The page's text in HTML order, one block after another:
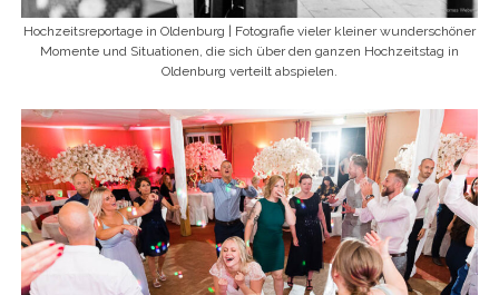
Hochzeitsreportage in Oldenburg | Fotografie vieler kleiner wunderschöner
Momente und Situationen, die sich über den ganzen Hochzeitstag in
Oldenburg verteilt abspielen.